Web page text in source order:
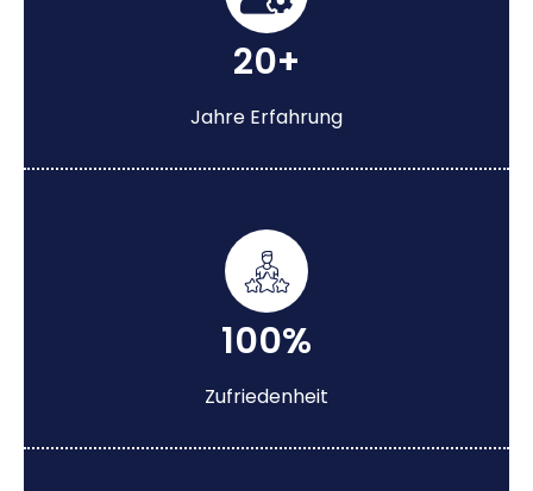
20+
Jahre Erfahrung
100%
Zufriedenheit